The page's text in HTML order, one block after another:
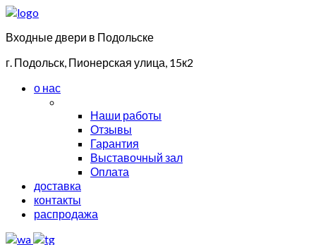
Входные двери в Подольске
г. Подольск, Пионерская улица, 15к2
о нас
Наши работы
Отзывы
Гарантия
Выставочный зал
Оплата
доставка
контакты
распродажа